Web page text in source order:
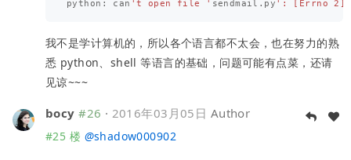
python : can 't open file ' sendmail . py
我不是学计算机的，所以各个语言都不太会，也在努力的熟
悉 python、shell 等语言的基础，问题可能有点菜，还请
见谅~~~
bocy #26 · 2016年03月05日 Author
#25 楼 @shadow000902